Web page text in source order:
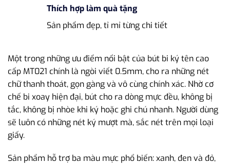
Thích hợp làm quà tặng
Sản phẩm đẹp, tỉ mỉ từng chi tiết
Một trong những ưu điểm nổi bật của bút bi ký tên cao
cấp MT021 chính là ngòi viết 0.5mm, cho ra những nét
chữ thanh thoát, gọn gàng và vô cùng chính xác. Nhờ cơ
chế bi xoay hiện đại, bút cho ra dòng mực đều, không bị
tắc, không bị nhòe khi ký hoặc ghi chú nhanh. Người dùng
sẽ luôn có những nét ký mượt mà, sắc nét trên mọi loại
giấy.
Sản phẩm hỗ trợ ba màu mực phổ biến: xanh, đen và đỏ,